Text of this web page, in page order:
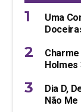
Uma
Holmes
Dia D,
Não